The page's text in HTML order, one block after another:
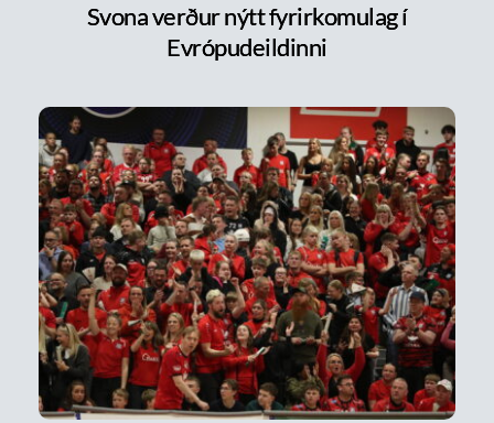
Svona verður nýtt fyrirkomulag í
Evrópudeildinni